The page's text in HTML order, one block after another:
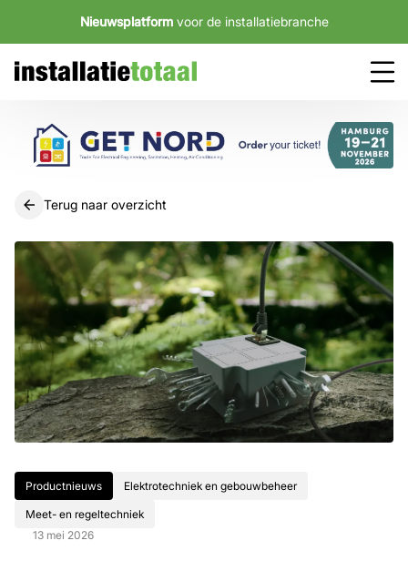
Nieuwsplatform voor de installatiebranche
Terug naar overzicht
Productnieuws Elektrotechniek en gebouwbeheer
Meet- en regeltechniek
13 mei 2026